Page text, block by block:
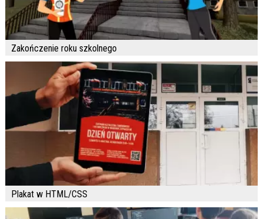
Zakończenie roku szkolnego
Plakat w HTML/CSS